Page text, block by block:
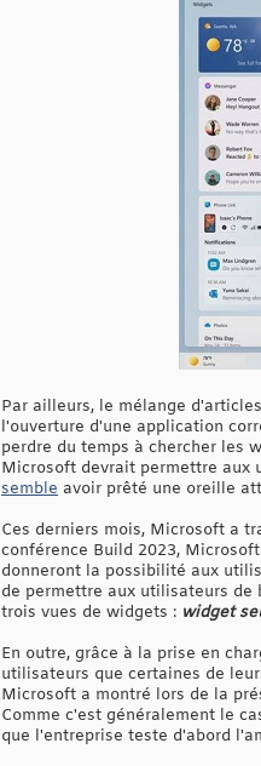
Par ailleurs, le mélange
l'ouverture d'une application
perdre du temps à chercher les
Microsoft devrait permettre aux
semble avoir prêté une oreille
Ces derniers mois, Microsoft a
conférence Build 2023,
donneront la possibilité aux
de permettre aux utilisateurs de
trois vues de widgets : widget
En outre, grâce à la prise en
utilisateurs que certaines de
Microsoft a montré lors de la
Comme c'est généralement le
que l'entreprise teste d'abord